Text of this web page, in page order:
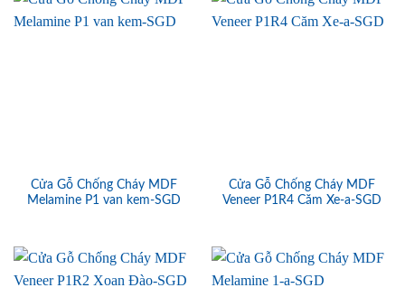
Cửa Gỗ Chống Cháy MDF
Melamine P1 van kem-SGD
Cửa Gỗ Chống Cháy MDF
Veneer P1R4 Căm Xe-a-SGD